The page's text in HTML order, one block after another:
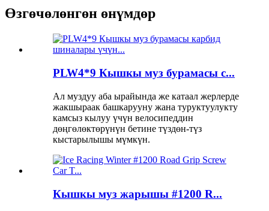
Өзгөчөлөнгөн өнүмдөр
PLW4*9 Кышкы муз бурамасы c...
Ал муздуу аба ырайында же катаал жерлерде
жакшыраак башкарууну жана туруктуулукту
камсыз кылуу үчүн велосипеддин
дөңгөлөктөрүнүн бетине түздөн-түз
кыстарылышы мүмкүн.
Кышкы муз жарышы #1200 R...